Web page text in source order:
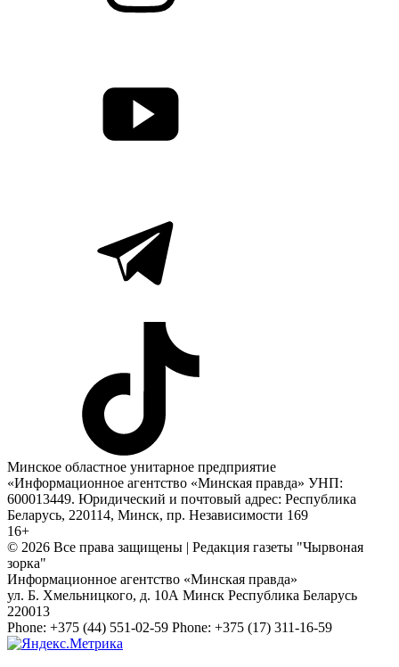
Минское областное унитарное предприятие
«Информационное агентство «Минская правда» УНП:
600013449. Юридический и почтовый адрес: Республика
Беларусь, 220114, Минск, пр. Независимости 169
16+
© 2026 Все права защищены | Редакция газеты "Чырвоная
зорка"
Информационное агентство «Минская правда»
ул. Б. Хмельницкого, д. 10А Минск Республика Беларусь
220013
Phone: +375 (44) 551-02-59 Phone: +375 (17) 311-16-59